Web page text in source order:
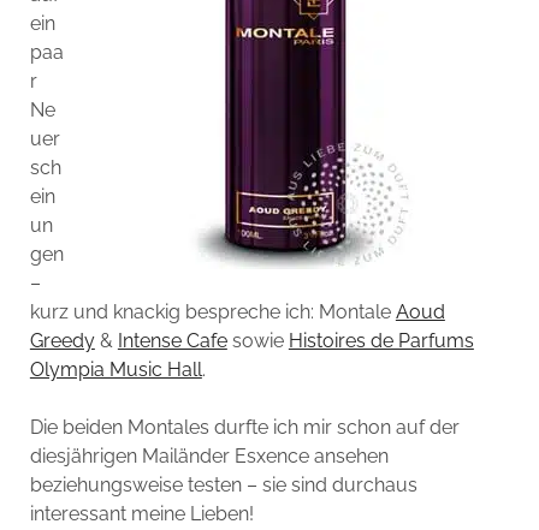
ein
paa
r
Ne
uer
sch
ein
un
gen
–
kurz und knackig bespreche ich: Montale Aoud
Greedy& Intense Cafesowie Histoires de Parfums
Olympia Music Hall.
Die beiden Montales durfte ich mir schon auf der
diesjährigen Mailänder Esxence ansehen
beziehungsweise testen – sie sind durchaus
interessant meine Lieben!